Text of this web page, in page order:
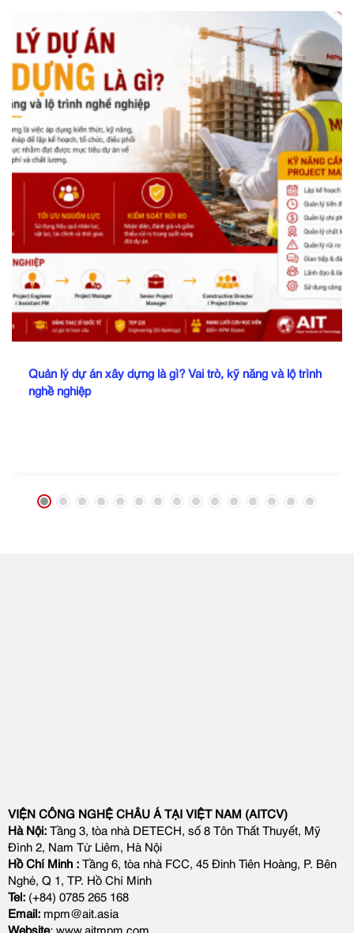
Quản lý dự án xây dựng là gì? Vai trò, kỹ năng và lộ trình
nghề nghiệp
VIỆN CÔNG NGHỆ CHÂU Á TẠI VIỆT NAM (AITCV)
Hà Nội: Tầng 3, tòa nhà DETECH, số 8 Tôn Thất Thuyết, Mỹ
Đình 2, Nam Từ Liêm, Hà Nội
Hồ Chí Minh : Tầng 6, tòa nhà FCC, 45 Đinh Tiên Hoàng, P. Bên
Nghé, Q 1, TP. Hồ Chí Minh
Tel: (+84) 0785 265 168
Email: mpm@ait.asia